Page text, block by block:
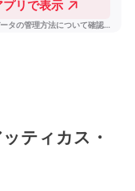
ティカス・